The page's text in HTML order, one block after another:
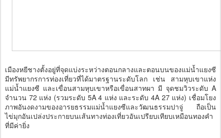
เมืองหยีชางตั้งอยู่ที่จุดแบ่งระหว่างตอนกลางและตอนบนของแม่น้ำแยงซี
มีทรัพยากรการท่องเที่ยวที่ได้มาตรฐานระดับโลก เช่น สามหุบเขาแห่ง
แม่น้ำแยงซี และเขื่อนสามหุบเขาหรือเขื่อนสาทผา มี จุดชมวิวระดับ A
จำนวน 72 แห่ง (รวมระดับ 5A 4 แห่ง และระดับ 4A 27 แห่ง) เชื่อมโยง
ภาพอันงดงามของอารยธรรมแม่น้ำแยงซีและวัฒนธรรมปาจู่ ถือเป็น
ไข่มุกอันเปล่งประกายบนเส้นทางท่องเที่ยวอันเปรียบเทียบเหมือนทองคำ
ที่มีค่ายิ่ง